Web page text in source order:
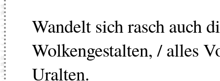
Wandelt sich rasch auch
Wolkengestalten, / alles
Uralten.